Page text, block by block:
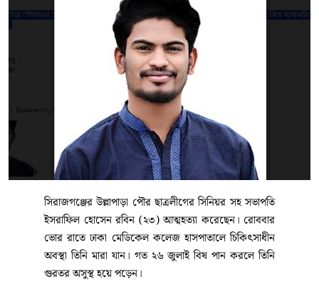
সিরাজগঞ্জের উল্লাপাড়া পৌর ছাত্রলীগের সিনিয়র সহ সভাপতি
ইসরাফিল হোসেন রবিন (২৩) আত্মহত্যা করেছেন। রোববার
ভোর রাতে ঢাকা মেডিকেল কলেজ হাসপাতালে চিকিৎসাধীন
অবস্থা তিনি মারা যান। গত ২৬ জুলাই বিষ পান করলে তিনি
গুরতর অসুস্থ হয়ে পড়েন।